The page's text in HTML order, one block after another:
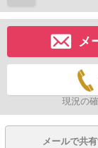
メ
現況の
メールで共